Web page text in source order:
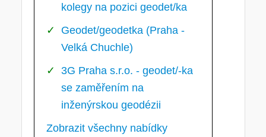
kolegy na pozici geodet/ka
Geodet/geodetka (Praha -
Velká Chuchle)
3G Praha s.r.o. - geodet/-ka
se zaměřením na
inženýrskou geodézii
Zobrazit všechny nabídky